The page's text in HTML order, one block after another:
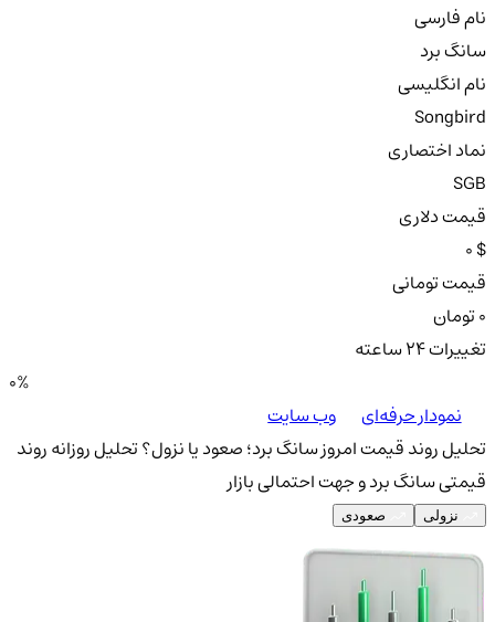
نام فارسی
سانگ برد
نام انگلیسی
Songbird
نماد اختصاری
SGB
قیمت دلاری
0 $
قیمت تومانی
تغییرات ۲۴ ساعته
0%
نمودار حرفه‌ای
وب سایت
تحلیل روند قیمت امروز سانگ برد؛ صعود یا نزول؟تحلیل روزانه روند
قیمتی سانگ برد و جهت احتمالی بازار
نزولی صعودی